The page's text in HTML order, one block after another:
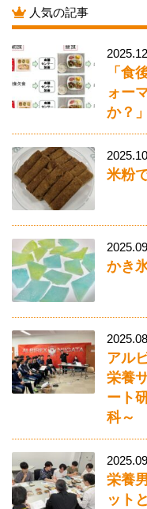
人気の記事
「食
ォー
か？
米粉
かき
アル
栄養
ート
科～
栄養
ット